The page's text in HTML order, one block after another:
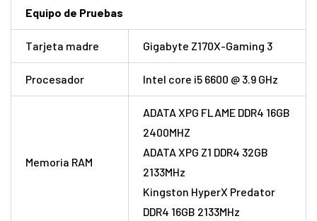
Equipo de Pruebas
Tarjeta madre Gigabyte Z170X-Gaming 3
Procesador Intel core i5 6600 @ 3.9 GHz
Memoria RAM
ADATA XPG FLAME DDR4 16GB
2400MHZ
ADATA XPG Z1 DDR4 32GB
2133MHz
Kingston HyperX Predator
DDR4 16GB 2133MHz